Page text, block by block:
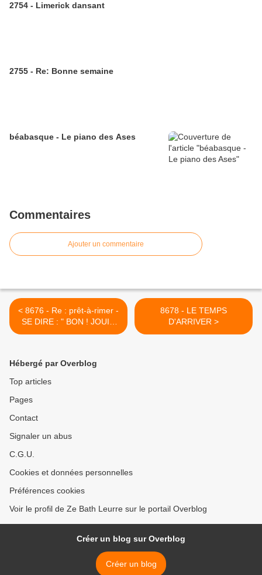
2754 - Limerick dansant
2755 - Re: Bonne semaine
béabasque - Le piano des Ases
Commentaires
Ajouter un commentaire
< 8676 - Re : prêt-à-rimer -
SE DIRE : " BON ! JOUIR
OU PAS ? "
8678 - LE TEMPS
D'ARRIVER >
Hébergé par Overblog
Top articles
Pages
Contact
Signaler un abus
C.G.U.
Cookies et données personnelles
Préférences cookies
Voir le profil de Ze Bath Leurre sur le portail Overblog
Créer un blog sur Overblog
Créer un blog